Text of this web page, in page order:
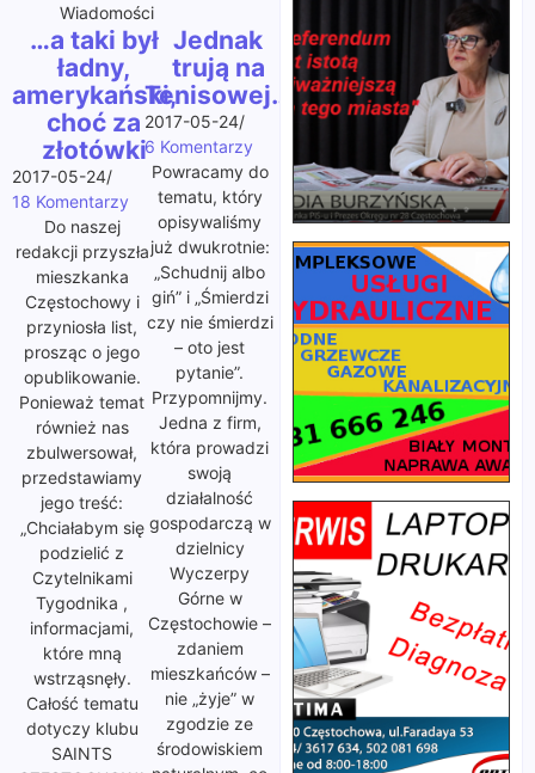
Wiadomości
…a taki był
ładny,
amerykański,
choć za
złotówki
2017-05-24/
18 Komentarzy
Do naszej
redakcji przyszła
mieszkanka
Częstochowy i
przyniosła list,
prosząc o jego
opublikowanie.
Ponieważ temat
również nas
zbulwersował,
przedstawiamy
jego treść:
„Chciałabym się
podzielić z
Czytelnikami
Tygodnika ,
informacjami,
które mną
wstrząsnęły.
Całość tematu
dotyczy klubu
SAINTS
Jednak
trują na
Tenisowej…
2017-05-24/
6 Komentarzy
Powracamy do
tematu, który
opisywaliśmy
już dwukrotnie:
„Schudnij albo
giń” i „Śmierdzi
czy nie śmierdzi
– oto jest
pytanie”.
Przypomnijmy.
Jedna z firm,
która prowadzi
swoją
działalność
gospodarczą w
dzielnicy
Wyczerpy
Górne w
Częstochowie –
zdaniem
mieszkańców –
nie „żyje” w
zgodzie ze
środowiskiem